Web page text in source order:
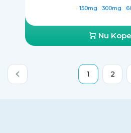
150mg 300mg
Nu
1 2